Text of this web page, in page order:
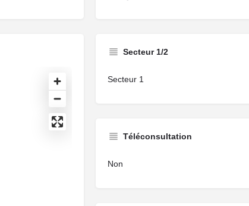
Secteur 1/2
Secteur 1
Téléconsultation
Non